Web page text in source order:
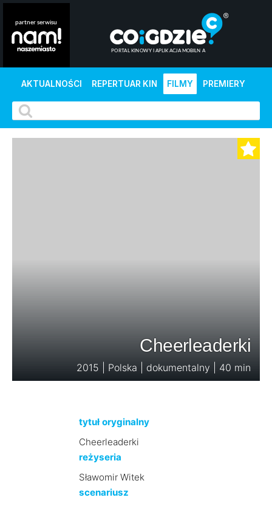
AKTUALNOŚCI REPERTUAR KIN FILMY PREMIERY
Cheerleaderki
2015 | Polska | dokumentalny | 40 min
tytuł oryginalny
Cheerleaderki
reżyseria
Sławomir Witek
scenariusz